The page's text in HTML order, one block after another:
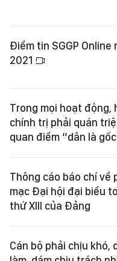
Điểm tin SGGP Online
2021
Trong mọi hoạt động,
chính trị phải quán
quan điểm “dân là
Thông cáo báo chí về
mạc Đại hội đại biểu
thứ XIII của Đảng
Cán bộ phải chịu khó,